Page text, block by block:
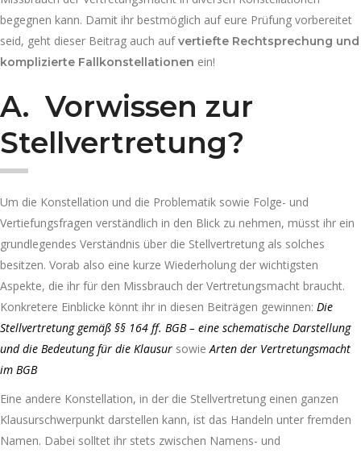
begegnen kann. Damit ihr bestmöglich auf eure Prüfung vorbereitet
seid, geht dieser Beitrag auch aufvertiefte Rechtsprechung und
komplizierte Fallkonstellationen ein!
A. Vorwissen zur
Stellvertretung?
Um die Konstellation und die Problematik sowie Folge- und
Vertiefungsfragen verständlich in den Blick zu nehmen, müsst ihr ein
grundlegendes Verständnis über die Stellvertretung als solches
besitzen. Vorab also eine kurze Wiederholung der wichtigsten
Aspekte, die ihr für den Missbrauch der Vertretungsmacht braucht.
Konkretere Einblicke könnt ihr in diesen Beiträgen gewinnen: Die
Stellvertretung gemäß §§ 164 ff. BGB – eine schematische Darstellung
und die Bedeutung für die Klausur sowieArten der Vertretungsmacht
im BGB
Eine andere Konstellation, in der die Stellvertretung einen ganzen
Klausurschwerpunkt darstellen kann, ist das Handeln unter fremden
Namen. Dabei solltet ihr stets zwischen Namens- und